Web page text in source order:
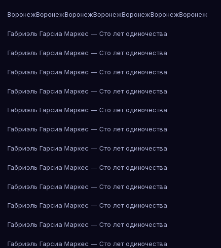
ВоронежВоронежВоронежВоронежВоронежВоронежВоронеж
Габриэль Гарсиа Маркес — Сто лет одиночества
Габриэль Гарсиа Маркес — Сто лет одиночества
Габриэль Гарсиа Маркес — Сто лет одиночества
Габриэль Гарсиа Маркес — Сто лет одиночества
Габриэль Гарсиа Маркес — Сто лет одиночества
Габриэль Гарсиа Маркес — Сто лет одиночества
Габриэль Гарсиа Маркес — Сто лет одиночества
Габриэль Гарсиа Маркес — Сто лет одиночества
Габриэль Гарсиа Маркес — Сто лет одиночества
Габриэль Гарсиа Маркес — Сто лет одиночества
Габриэль Гарсиа Маркес — Сто лет одиночества
Габриэль Гарсиа Маркес — Сто лет одиночества